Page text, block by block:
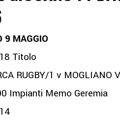
9 MAGGIO
Titolo
RUGBY/1 v MOGLIANO
Impianti Memo Geremia